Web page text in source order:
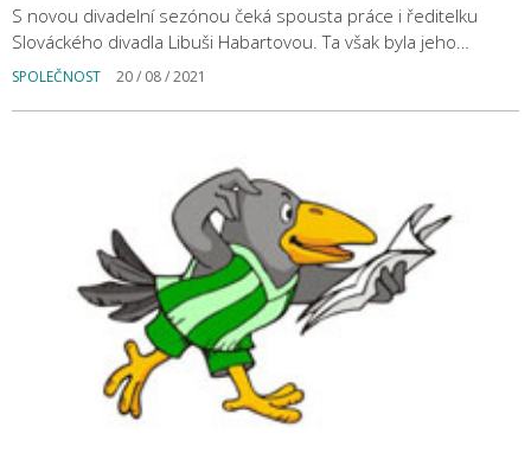
S novou divadelní sezónou čeká spousta práce i ředitelku
Slováckého divadla Libuši Habartovou. Ta však byla jeho…
SPOLEČNOST 20 / 08 / 2021